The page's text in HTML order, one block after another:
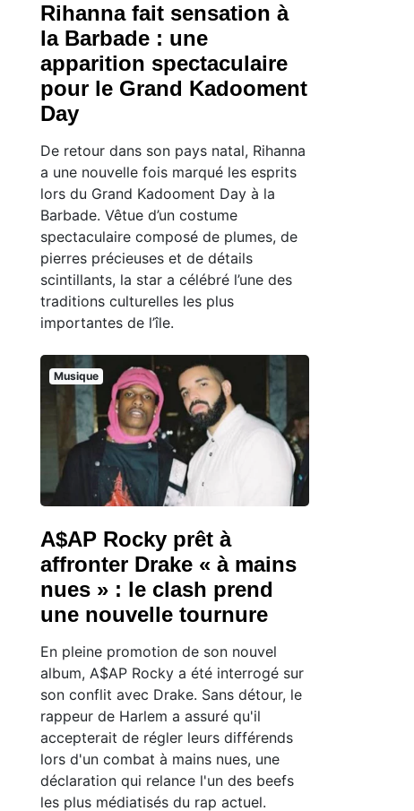
Rihanna fait sensation à
la Barbade : une
apparition spectaculaire
pour le Grand Kadooment
Day
De retour dans son pays natal, Rihanna
a une nouvelle fois marqué les esprits
lors du Grand Kadooment Day à la
Barbade. Vêtue d’un costume
spectaculaire composé de plumes, de
pierres précieuses et de détails
scintillants, la star a célébré l’une des
traditions culturelles les plus
importantes de l’île.
Musique
A$AP Rocky prêt à
affronter Drake « à mains
nues » : le clash prend
une nouvelle tournure
En pleine promotion de son nouvel
album, A$AP Rocky a été interrogé sur
son conflit avec Drake. Sans détour, le
rappeur de Harlem a assuré qu'il
accepterait de régler leurs différends
lors d'un combat à mains nues, une
déclaration qui relance l'un des beefs
les plus médiatisés du rap actuel.